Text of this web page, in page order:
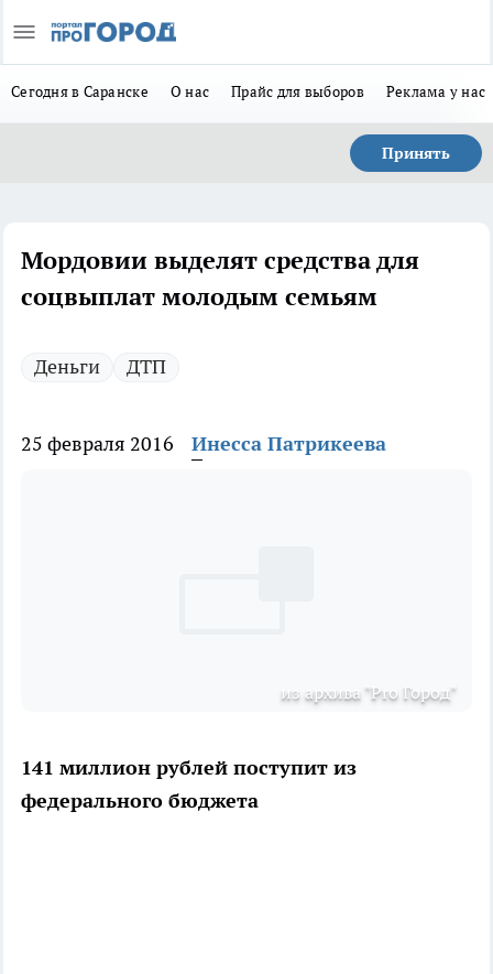
Сегодня в Саранске О нас Прайс для выборов Реклама у нас
Принять
Мордовии выделят средства для
соцвыплат молодым семьям
Деньги ДТП
25 февраля 2016 Инесса Патрикеева
из архива "Pro Город"
141 миллион рублей поступит из
федерального бюджета